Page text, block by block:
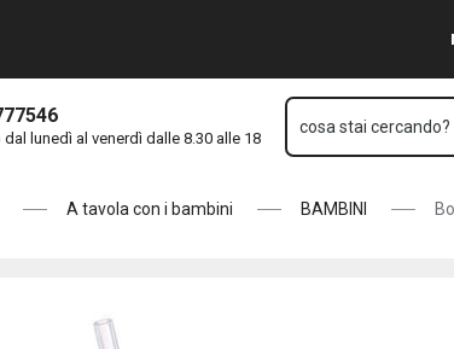
lunedì al venerdì dalle 8.30 alle 18
cosa stai cercando?
A tavola con i bambini BAMBINI